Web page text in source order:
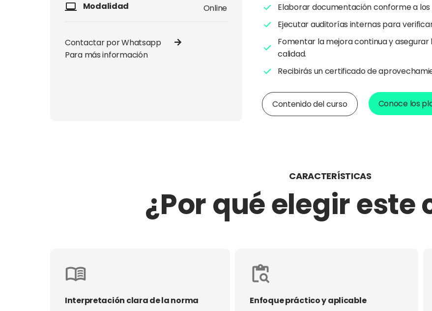
Modalidad Online
Contactar por Whatsapp
Para más información
Elaborar documentación conforme a
Ejecutar auditorías internas para
Fomentar la mejora continua y asegurar
calidad.
Recibirás un certificado de
Contenido del curso Conoce los
CARACTERÍSTICAS
¿Por qué elegir este
Interpretación clara de la norma
Enfoque práctico y aplicable